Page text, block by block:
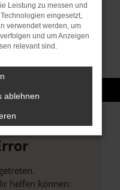
helfen können:
Leistung zu messen und
eingesetzt,
verwendet werden, um
und um Anzeigen
relevant sind.
ablehnen